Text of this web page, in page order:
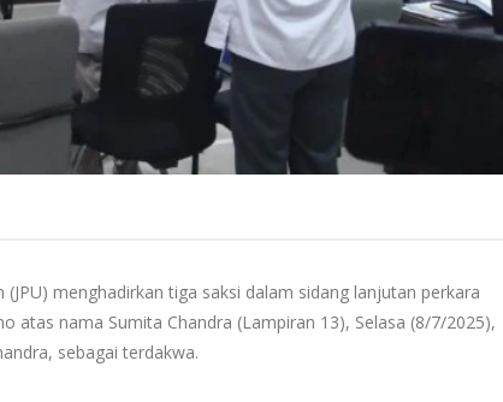
(JPU) menghadirkan tiga saksi dalam sidang lanjutan perkara
atas nama Sumita Chandra (Lampiran 13), Selasa (8/7/2025),
sebagai terdakwa.